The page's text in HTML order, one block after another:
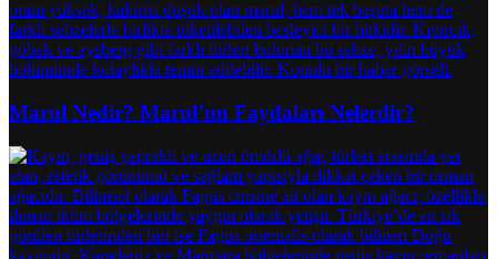
Marul Nedir? Marul’un Faydaları Nelerdir?